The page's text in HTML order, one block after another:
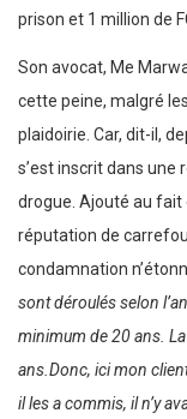
prison et 1 million de
Son avocat, Me
cette peine, malgré
plaidoirie. Car, dit-il,
s’est inscrit dans une
drogue. Ajouté au fait
réputation de
condamnation
sont déroulés selon
minimum de 20 ans.
ans.Donc, ici mon
il les a commis, il n’y